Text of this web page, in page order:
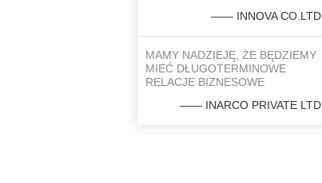
—— INNOVA CO.LTD
MAMY NADZIEJĘ, ŻE BĘDZIEMY
MIEĆ DŁUGOTERMINOWE
RELACJE BIZNESOWE
—— INARCO PRIVATE LTD